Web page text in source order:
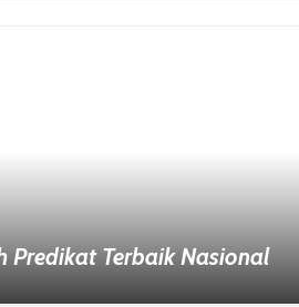
Predikat Terbaik Nasional